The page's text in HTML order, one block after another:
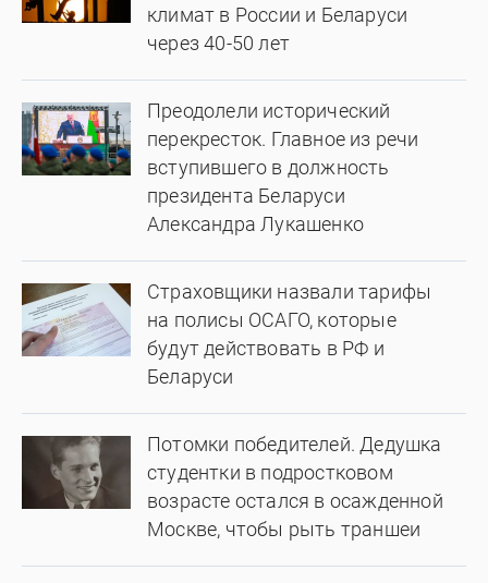
климат в России и Беларуси
через 40-50 лет
Преодолели исторический
перекресток. Главное из речи
вступившего в должность
президента Беларуси
Александра Лукашенко
Страховщики назвали тарифы
на полисы ОСАГО, которые
будут действовать в РФ и
Беларуси
Потомки победителей. Дедушка
студентки в подростковом
возрасте остался в осажденной
Москве, чтобы рыть траншеи